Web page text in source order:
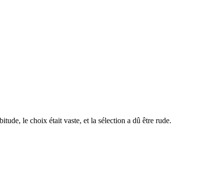
le choix était vaste, et la sélection a dû être rude.